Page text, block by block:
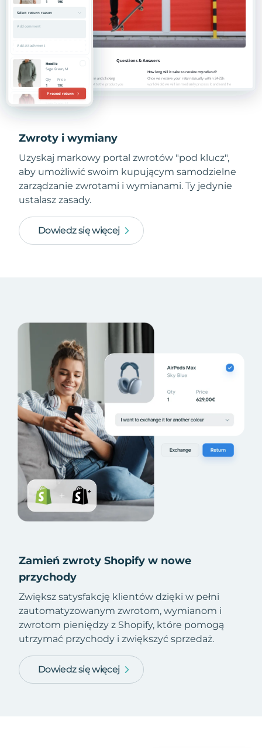
Zwroty i wymiany
Uzyskaj markowy portal zwrotów "pod klucz",
aby umożliwić swoim kupującym samodzielne
zarządzanie zwrotami i wymianami. Ty jedynie
ustalasz zasady.
Dowiedz się więcej
Zamień zwroty Shopify w nowe
przychody
Zwiększ satysfakcję klientów dzięki w pełni
zautomatyzowanym zwrotom, wymianom i
zwrotom pieniędzy z Shopify, które pomogą
utrzymać przychody i zwiększyć sprzedaż.
Dowiedz się więcej